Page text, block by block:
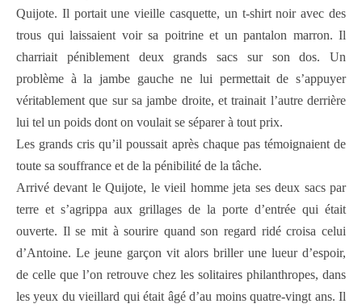
Quijote. Il portait une vieille casquette, un t-shirt noir avec des
trous qui laissaient voir sa poitrine et un pantalon marron. Il
charriait péniblement deux grands sacs sur son dos. Un
problème à la jambe gauche ne lui permettait de s’appuyer
véritablement que sur sa jambe droite, et trainait l’autre derrière
lui tel un poids dont on voulait se séparer à tout prix.
Les grands cris qu’il poussait après chaque pas témoignaient de
toute sa souffrance et de la pénibilité de la tâche.
Arrivé devant le Quijote, le vieil homme jeta ses deux sacs par
terre et s’agrippa aux grillages de la porte d’entrée qui était
ouverte. Il se mit à sourire quand son regard ridé croisa celui
d’Antoine. Le jeune garçon vit alors briller une lueur d’espoir,
de celle que l’on retrouve chez les solitaires philanthropes, dans
les yeux du vieillard qui était âgé d’au moins quatre-vingt ans. Il